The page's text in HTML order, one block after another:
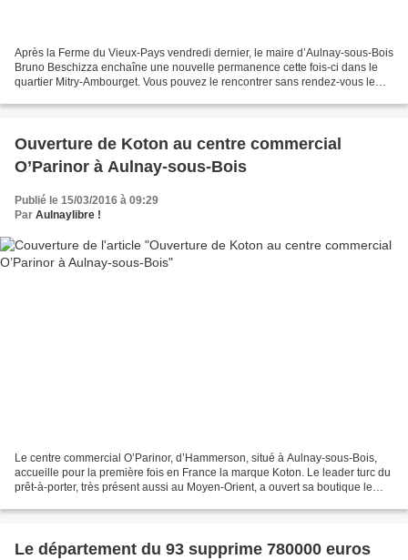
Après la Ferme du Vieux-Pays vendredi dernier, le maire d’Aulnay-sous-Bois
Bruno Beschizza enchaîne une nouvelle permanence cette fois-ci dans le
quartier Mitry-Ambourget. Vous pouvez le rencontrer sans rendez-vous le
Ouverture de Koton au centre commercial
O’Parinor à Aulnay-sous-Bois
Publié le 15/03/2016 à 09:29
Par Aulnaylibre !
Le centre commercial O’Parinor, d’Hammerson, situé à Aulnay-sous-Bois,
accueille pour la première fois en France la marque Koton. Le leader turc du
prêt-à-porter, très présent aussi au Moyen-Orient, a ouvert sa boutique le
Le département du 93 supprime 780000 euros